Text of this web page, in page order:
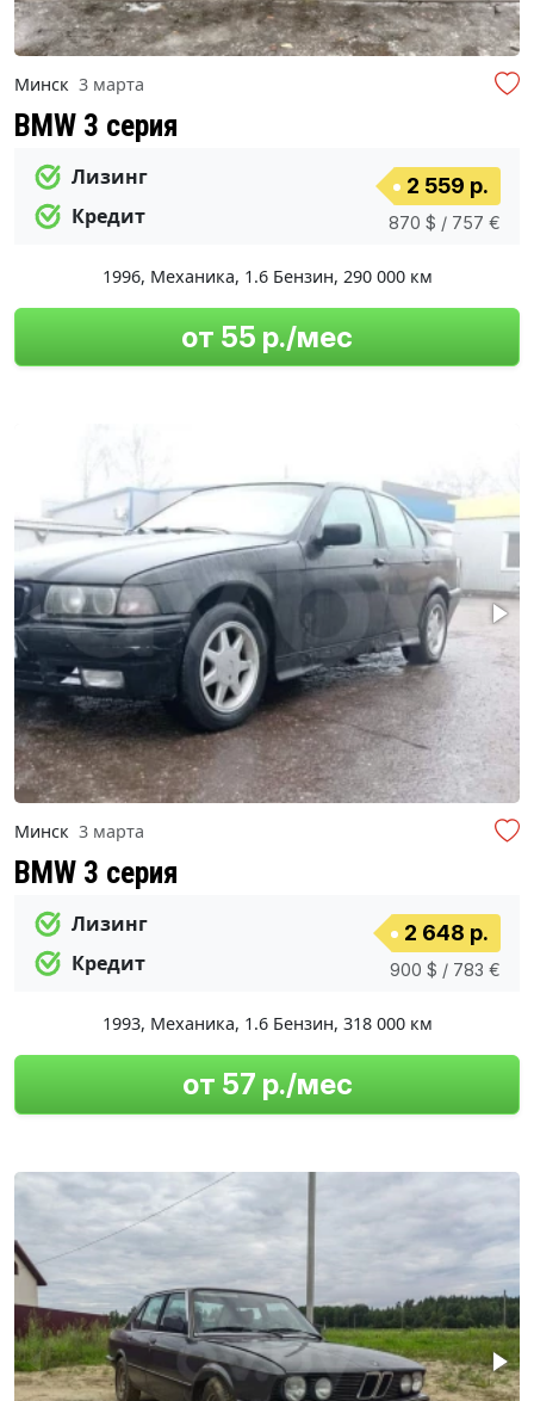
Минск 3 марта
BMW 3 серия
Лизинг
Кредит
2 559 р.
870 $ / 757 €
1996, Механика, 1.6 Бензин, 290 000 км
от 55 р./мес
Минск 3 марта
BMW 3 серия
Лизинг
Кредит
2 648 р.
900 $ / 783 €
1993, Механика, 1.6 Бензин, 318 000 км
от 57 р./мес